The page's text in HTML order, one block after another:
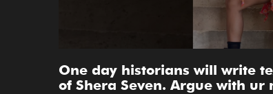
One day historians will write
of Shera Seven. Argue with ur